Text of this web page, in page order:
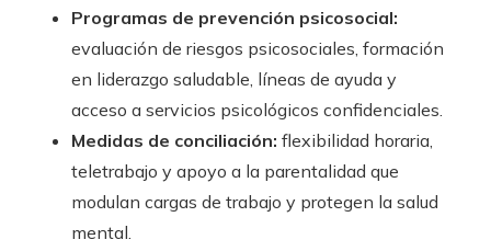
Programas de prevención psicosocial:
evaluación de riesgos psicosociales, formación
en liderazgo saludable, líneas de ayuda y
acceso a servicios psicológicos confidenciales.
Medidas de conciliación: flexibilidad horaria,
teletrabajo y apoyo a la parentalidad que
modulan cargas de trabajo y protegen la salud
mental.